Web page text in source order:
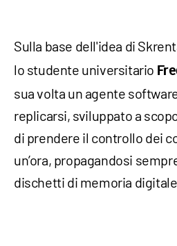
Sulla base dell'idea di
lo studente universitario
sua volta un agente
replicarsi, sviluppato a
di prendere il controllo dei
un’ora, propagandosi
dischetti di memoria